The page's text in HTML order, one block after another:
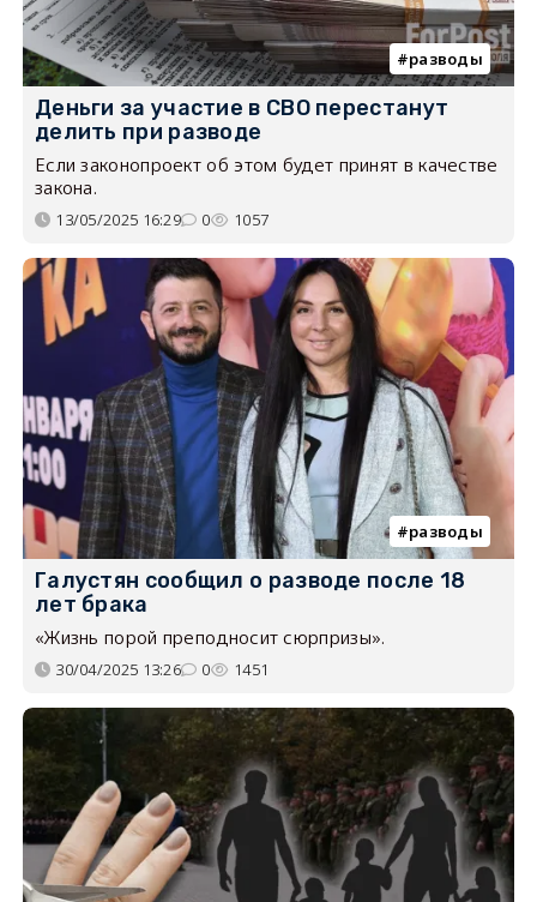
разводы
Деньги за участие в СВО перестанут
делить при разводе
Если законопроект об этом будет принят в качестве
закона.
13/05/2025 16:29 0 1057
разводы
Галустян сообщил о разводе после 18
лет брака
«Жизнь порой преподносит сюрпризы».
30/04/2025 13:26 0 1451